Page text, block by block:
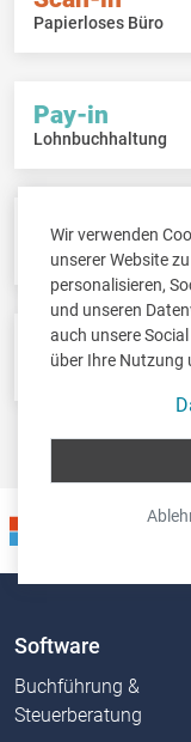
Wir verwenden
unserer Website
personalisieren,
und unseren
auch unsere
über Ihre Nutzung
Papierloses Büro
Pay-in
Lohnbuchhaltung
Fisc-in
Steuererklärungen
Pos-in
Kassensystem
Software
Buchführung &
Steuerberatung